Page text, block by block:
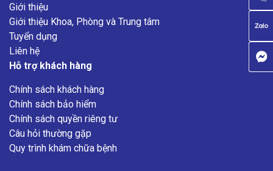
Giới thiệu
Giới thiệu Khoa, Phòng và Trung tâm
Tuyển dụng
Liên hệ
Hỗ trợ khách hàng
Chính sách khách hàng
Chính sách bảo hiểm
Chính sách quyền riêng tư
Câu hỏi thường gặp
Quy trình khám chữa bệnh